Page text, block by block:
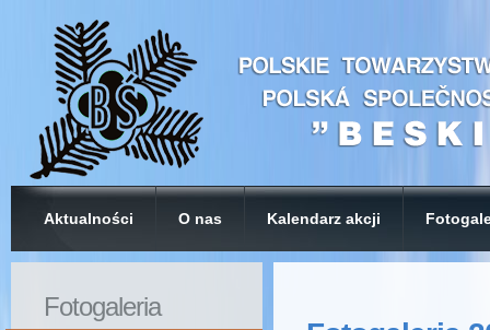
Aktualności O nas Kalendarz akcji
Fotogaleria